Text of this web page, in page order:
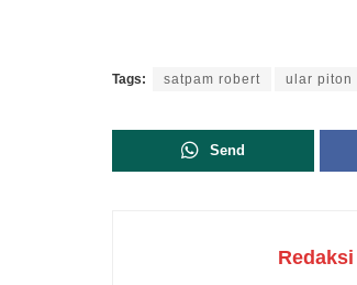
Tags: satpam robert ular piton
Send
Redaksi